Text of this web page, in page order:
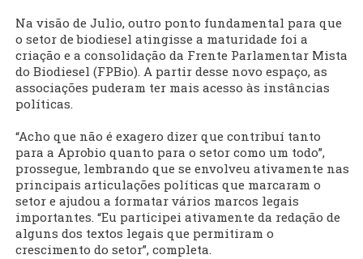
Na visão de Julio, outro ponto fundamental para que
o setor de biodiesel atingisse a maturidade foi a
criação e a consolidação da Frente Parlamentar Mista
do Biodiesel (FPBio). A partir desse novo espaço, as
associações puderam ter mais acesso às instâncias
políticas.
“Acho que não é exagero dizer que contribuí tanto
para a Aprobio quanto para o setor como um todo”,
prossegue, lembrando que se envolveu ativamente nas
principais articulações políticas que marcaram o
setor e ajudou a formatar vários marcos legais
importantes. “Eu participei ativamente da redação de
alguns dos textos legais que permitiram o
crescimento do setor”, completa.